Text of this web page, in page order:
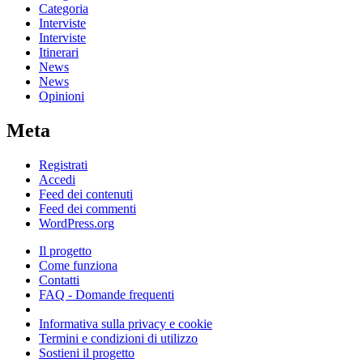
Categoria
Interviste
Interviste
Itinerari
News
News
Opinioni
Meta
Registrati
Accedi
Feed dei contenuti
Feed dei commenti
WordPress.org
Il progetto
Come funziona
Contatti
FAQ - Domande frequenti
Informativa sulla privacy e cookie
Termini e condizioni di utilizzo
Sostieni il progetto